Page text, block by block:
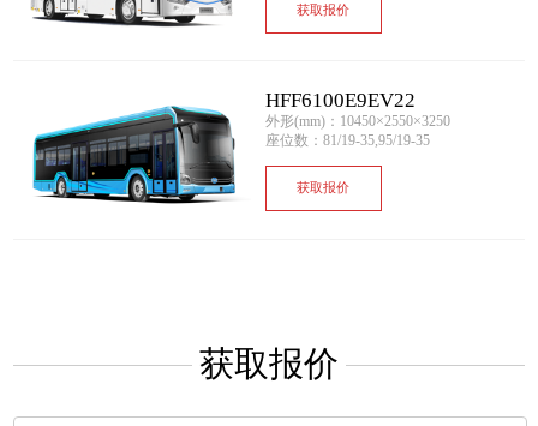
获取报价
HFF6100E9EV22
外形(mm)：10450×2550×3250
座位数：81/19-35,95/19-35
获取报价
获取报价